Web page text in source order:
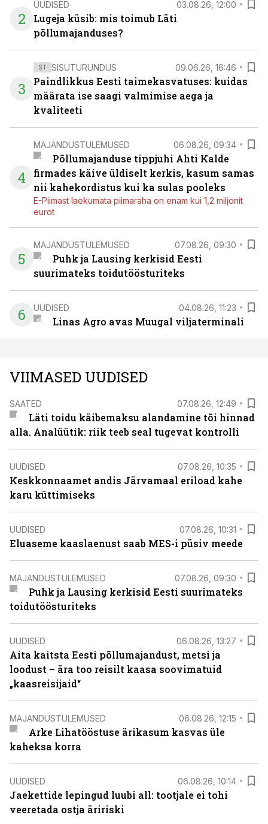
2
UUDISED 03.08.26, 12:00
Lugeja küsib: mis toimub Läti
põllumajanduses?
3
ST SISUTURUNDUS 09.06.26, 16:46
Paindlikkus Eesti taimekasvatuses: kuidas
määrata ise saagi valmimise aega ja
kvaliteeti
4
MAJANDUSTULEMUSED 06.08.26, 09:34
Põllumajanduse tippjuhi Ahti Kalde
firmades käive üldiselt kerkis, kasum samas
nii kahekordistus kui ka sulas pooleks
E-Piimast laekumata piimaraha on enam kui 1,2 miljonit
eurot
5
MAJANDUSTULEMUSED 07.08.26, 09:30
Puhk ja Lausing kerkisid Eesti
suurimateks toidutöösturiteks
6 UUDISED 04.08.26, 11:23
Linas Agro avas Muugal viljaterminali
VIIMASED UUDISED
SAATED 07.08.26, 12:49
Läti toidu käibemaksu alandamine tõi hinnad
alla. Analüütik: riik teeb seal tugevat kontrolli
UUDISED 07.08.26, 10:35
Keskkonnaamet andis Järvamaal eriload kahe
karu küttimiseks
UUDISED 07.08.26, 10:31
Eluaseme kaaslaenust saab MES-i püsiv meede
MAJANDUSTULEMUSED 07.08.26, 09:30
Puhk ja Lausing kerkisid Eesti suurimateks
toidutöösturiteks
UUDISED 06.08.26, 13:27
Aita kaitsta Eesti põllumajandust, metsi ja
loodust – ära too reisilt kaasa soovimatuid
„kaasreisijaid“
MAJANDUSTULEMUSED 06.08.26, 12:15
Arke Lihatööstuse ärikasum kasvas üle
kaheksa korra
UUDISED 06.08.26, 10:14
Jaekettide lepingud luubi all: tootjale ei tohi
veeretada ostja äririski